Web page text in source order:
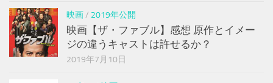
映画/ 2019年公開
映画【ザ・ファブル】感想 原作とイメー
ジの違うキャストは許せるか？
2019年7月10日